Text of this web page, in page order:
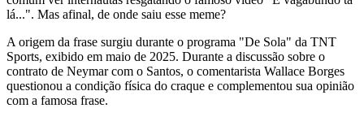
lá...". Mas afinal, de onde saiu esse meme?
A origem da frase surgiu durante o programa "De Sola" da TNT
Sports, exibido em maio de 2025. Durante a discussão sobre o
contrato de Neymar com o Santos, o comentarista Wallace Borges
questionou a condição física do craque e complementou sua opinião
com a famosa frase.